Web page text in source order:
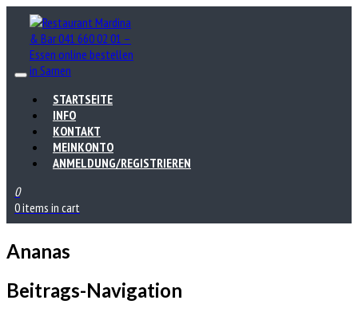
STARTSEITE
INFO
KONTAKT
MEINKONTO
ANMELDUNG/REGISTRIEREN
0
0 items in cart
Ananas
Beitrags-Navigation